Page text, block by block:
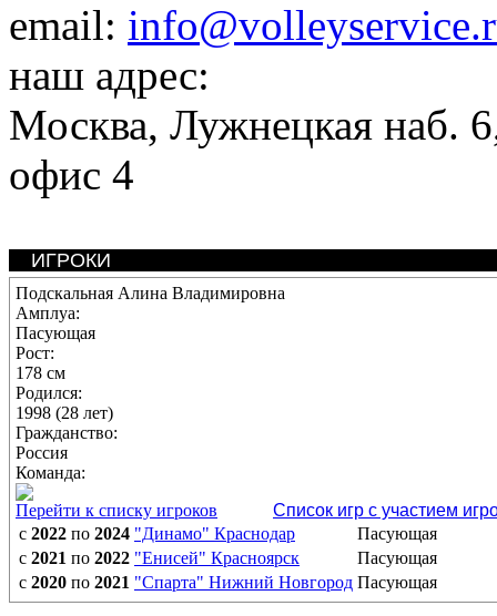
email:
наш адрес:
Москва, Лужнецкая наб.
офис 4
ИГРОКИ
Подскальная Алина Владимировна
Амплуа:
Пасующая
Рост:
178 см
Родился:
1998 (28 лет)
Гражданство:
Россия
Команда:
Перейти к списку игроков
Список игр с участием
с 2022 по 2024 "Динамо" Краснодар
Пасующая
с 2021 по 2022 "Енисей" Красноярск
Пасующая
с 2020 по 2021 "Спарта" Нижний Новгород Пасующая